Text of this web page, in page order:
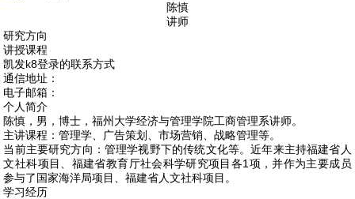
陈慎
讲师
研究方向
讲授课程
凯发k8登录的联系方式
通信地址：
电子邮箱：
个人简介
陈慎，男，博士，福州大学经济与管理学院工商管理系讲师。
主讲课程：管理学、广告策划、市场营销、战略管理等。
当前主要研究方向：管理学视野下的传统文化等。近年来主持福建省人
文社科项目、福建省教育厅社会科学研究项目各1项，并作为主要成员
参与了国家海洋局项目、福建省人文社科项目。
学习经历